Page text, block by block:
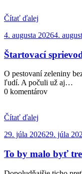
Čítať ďalej
4. augusta 20264.
Štartovací
O pestovaní zeleniny
ľudí. A počuli už aj…
0 komentárov
Čítať ďalej
29. júla 202629. júla
To by malo byť